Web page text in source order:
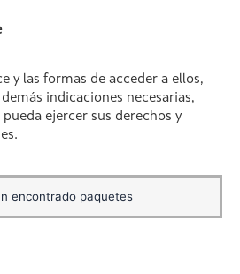
y las formas de acceder a ellos,
indicaciones necesarias,
ejercer sus derechos y
encontrado paquetes